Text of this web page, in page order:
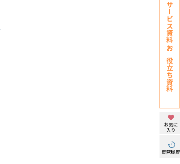
サービス資料・
お役立ち資料
お気に
入り
閲覧履歴